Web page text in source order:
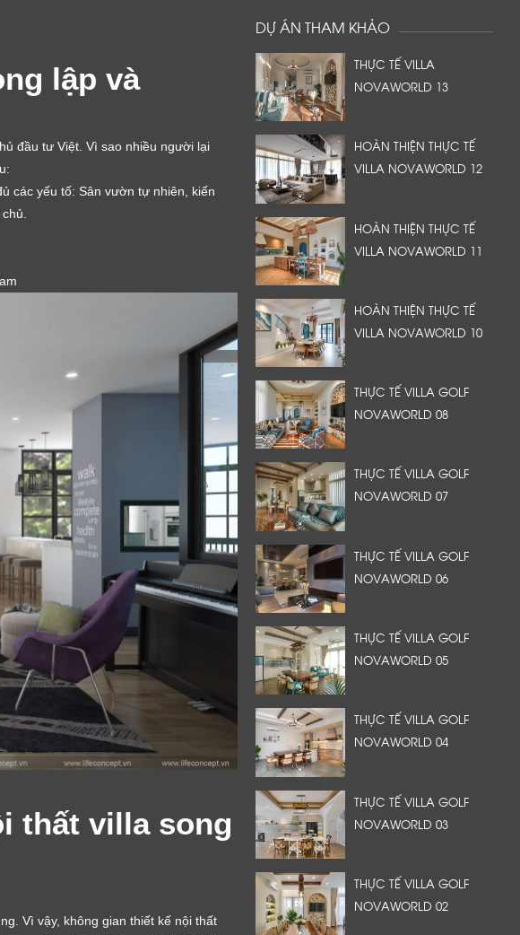
lập và
đầu tư Việt. Vì sao nhiều người lại
các yếu tố: Sân vườn tự nhiên, kiến
thất villa song
Vì vậy, không gian thiết kế nội thất
DỰ ÁN THAM KHẢO
THỰC TẾ VILLA
NOVAWORLD 13
HOÀN THIỆN THỰC TẾ
VILLA NOVAWORLD 12
HOÀN THIỆN THỰC TẾ
VILLA NOVAWORLD 11
HOÀN THIỆN THỰC TẾ
VILLA NOVAWORLD 10
THỰC TẾ VILLA GOLF
NOVAWORLD 08
THỰC TẾ VILLA GOLF
NOVAWORLD 07
THỰC TẾ VILLA GOLF
NOVAWORLD 06
THỰC TẾ VILLA GOLF
NOVAWORLD 05
THỰC TẾ VILLA GOLF
NOVAWORLD 04
THỰC TẾ VILLA GOLF
NOVAWORLD 03
THỰC TẾ VILLA GOLF
NOVAWORLD 02